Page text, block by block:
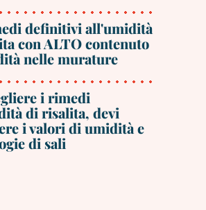
definitivi all'umidità
con ALTO contenuto
nelle murature
i rimedi
di risalita, devi
i valori di umidità e
di sali